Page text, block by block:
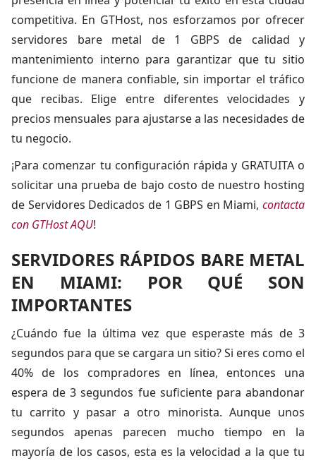
competitiva. En GTHost, nos esforzamos por ofrecer
servidores bare metal de 1 GBPS de calidad y
mantenimiento interno para garantizar que tu sitio
funcione de manera confiable, sin importar el tráfico
que recibas. Elige entre diferentes velocidades y
precios mensuales para ajustarse a las necesidades de
tu negocio.
¡Para comenzar tu configuración rápida y GRATUITA o
solicitar una prueba de bajo costo de nuestro hosting
de Servidores Dedicados de 1 GBPS en Miami, contacta
con GTHost AQU!
SERVIDORES RÁPIDOS BARE METAL
EN MIAMI: POR QUÉ SON
IMPORTANTES
¿Cuándo fue la última vez que esperaste más de 3
segundos para que se cargara un sitio? Si eres como el
40% de los compradores en línea, entonces una
espera de 3 segundos fue suficiente para abandonar
tu carrito y pasar a otro minorista. Aunque unos
segundos apenas parecen mucho tiempo en la
mayoría de los casos, esta es la velocidad a la que tu